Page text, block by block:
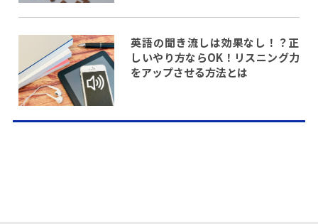
英語の聞き流しは効果なし！？正
しいやり方ならOK！リスニング力
をアップさせる方法とは